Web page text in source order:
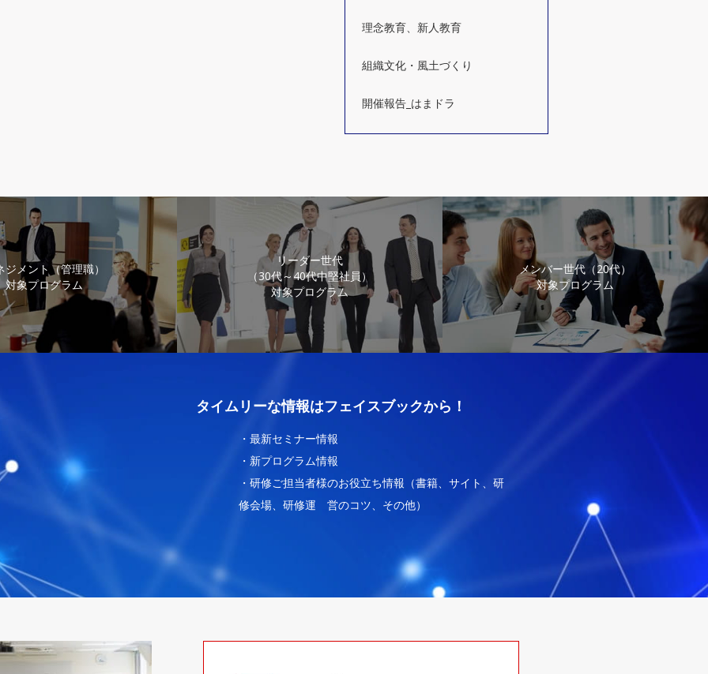
理念教育、新人教育
組織文化・風土づくり
開催報告_はまドラ
ジメント（管理職）
対象プログラム
リーダー世代
（30代～40代中堅社員）
対象プログラム
メンバー世代（20代）
対象プログラム
タイムリーな情報はフェイスブックから！
・最新セミナー情報
・新プログラム情報
・研修ご担当者様のお役立ち情報（書籍、サイト、研
修会場、研修運 営のコツ、その他）